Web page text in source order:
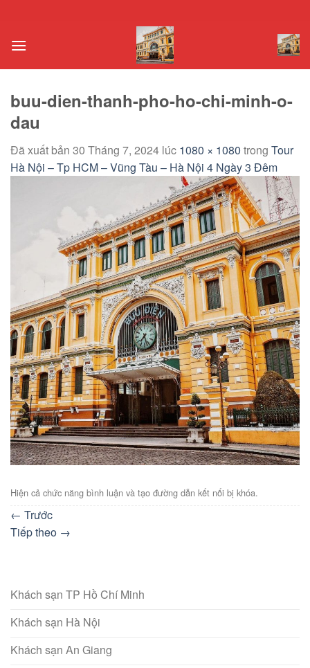
nội
buu-dien-thanh-pho-ho-chi-minh-o-
dau
Đã xuất bản 30 Tháng 7, 2024 lúc 1080 × 1080 trong Tour
Hà Nội – Tp HCM – Vũng Tàu – Hà Nội 4 Ngày 3 Đêm
Hiện cả chức năng bình luận và tạo đường dẫn kết nối bị khóa.
← Trước
Tiếp theo →
Khách sạn TP Hồ Chí Minh
Khách sạn Hà Nội
Khách sạn An Giang